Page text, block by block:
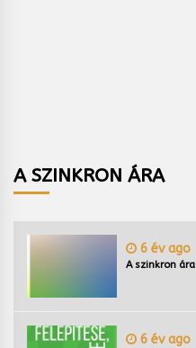
A SZINKRON ÁRA
6 év ago
A szinkron ára
6 év ago